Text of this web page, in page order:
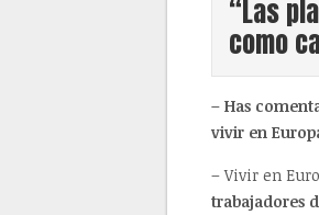
“Las
como
– Has
vivir en
– Vivir en
trabajadores